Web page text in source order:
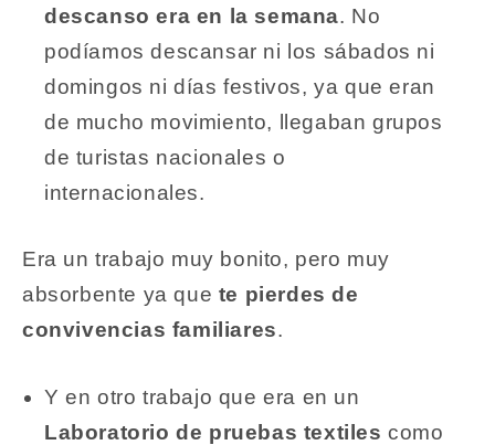
descanso era en la semana. No
podíamos descansar ni los sábados ni
domingos ni días festivos, ya que eran
de mucho movimiento, llegaban grupos
de turistas nacionales o
internacionales.
Era un trabajo muy bonito, pero muy
absorbente ya que te pierdes de
convivencias familiares.
Y en otro trabajo que era en un
Laboratorio de pruebas textiles como